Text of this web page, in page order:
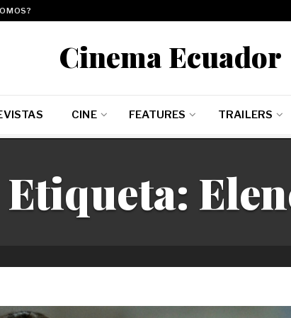
Cinema Ecuador
CINE FEATURES TRAILERS
Etiqueta: